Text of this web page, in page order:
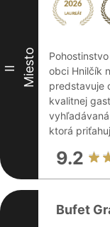
II Miesto
obci Hnilčík
predstavuje
kvalitnej
ktorá
9.2
Bufet